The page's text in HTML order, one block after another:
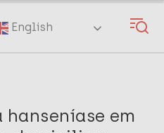
English
hanseníase em